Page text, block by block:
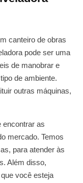
canteiro de obras
pode ser uma
de manobrar e
de ambiente.
outras máquinas,
encontrar as
mercado. Temos
para atender às
Além disso,
você esteja